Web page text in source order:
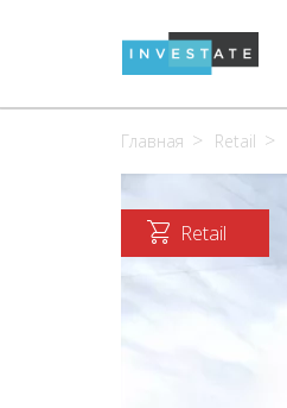
Главная Retail
Retail